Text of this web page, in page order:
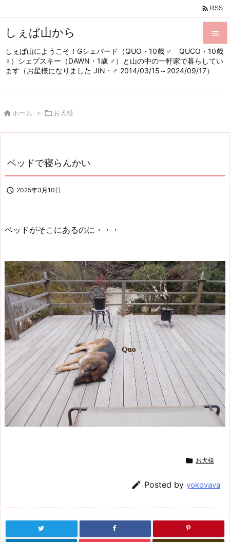
しぇぱ山から
しぇぱ山にようこそ！Gシェパード（QUO・10歳 ♂ QUCO・10歳
♀）シェプスキー（DAWN・1歳 ♂）と山の中の一軒家で暮らしてい
ます（お星様になりました JIN・♂ 2014/03/15～2024/09/17）


メニュ
サイド

 RSS
 ホーム > お犬様
ベッドで寝らんかい
 2025年3月10日
ベッドがそこにあるのに・・・
 お犬様
 Posted by yokovava